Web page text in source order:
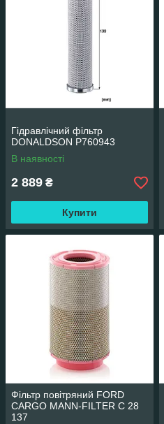
Гідравлічний фільтр
DONALDSON P760943
В наявності
2 889 ₴
Купити
Фільтр повітряний FORD
CARGO MANN-FILTER C 28
137